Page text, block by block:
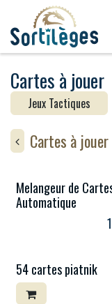
Se rendre au contenu
Cartes à jouer
Jeux Tactiques
Cartes à jouer
Melangeur de
Automatique
54 cartes piatnik